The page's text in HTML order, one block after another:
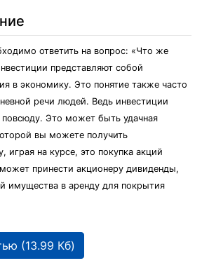
ответить на вопрос: «Что же
представляют собой
в экономику. Это понятие также часто
речи людей. Ведь инвестиции
Это может быть удачная
вы можете получить
играя на курсе, это покупка акций
принести акционеру дивиденды,
имущества в аренду для покрытия
(13.99 Кб)